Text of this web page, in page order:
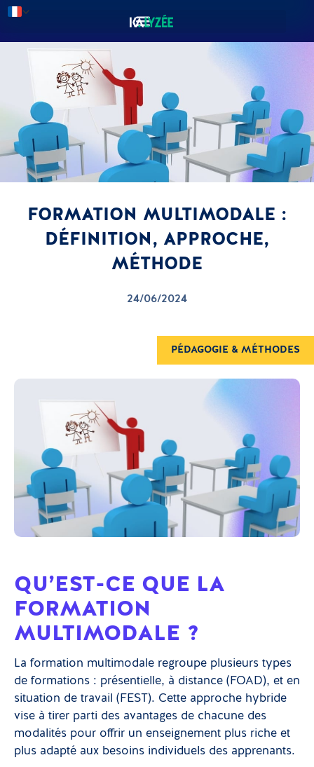
FORMATION MULTIMODALE :
DÉFINITION, APPROCHE,
MÉTHODE
24/06/2024
PÉDAGOGIE & MÉTHODES
QU’EST-CE QUE LA
FORMATION
MULTIMODALE ?
La formation multimodale regroupe plusieurs types
de formations : présentielle, à distance (FOAD), et en
situation de travail (FEST). Cette approche hybride
vise à tirer parti des avantages de chacune des
modalités pour offrir un enseignement plus riche et
plus adapté aux besoins individuels des apprenants.